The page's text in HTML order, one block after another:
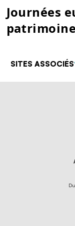
Journées
patrimoine
SITES ASSOCIÉS